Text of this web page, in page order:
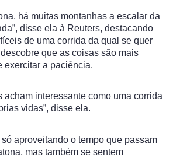
há muitas montanhas a escalar da
disse ela à Reuters, destacando
de uma corrida da qual se quer
que as coisas são mais
exercitar a paciência.
acham interessante como uma corrida
vidas”, disse ela.
aproveitando o tempo que passam
mas também se sentem